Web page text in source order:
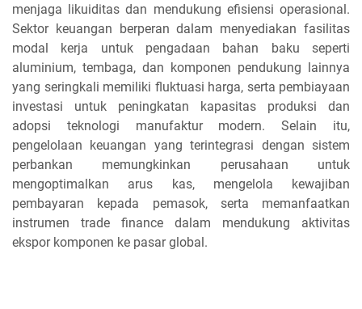
menjaga likuiditas dan mendukung efisiensi operasional.
Sektor keuangan berperan dalam menyediakan fasilitas
modal kerja untuk pengadaan bahan baku seperti
aluminium, tembaga, dan komponen pendukung lainnya
yang seringkali memiliki fluktuasi harga, serta pembiayaan
investasi untuk peningkatan kapasitas produksi dan
adopsi teknologi manufaktur modern. Selain itu,
pengelolaan keuangan yang terintegrasi dengan sistem
perbankan memungkinkan perusahaan untuk
mengoptimalkan arus kas, mengelola kewajiban
pembayaran kepada pemasok, serta memanfaatkan
instrumen trade finance dalam mendukung aktivitas
ekspor komponen ke pasar global.